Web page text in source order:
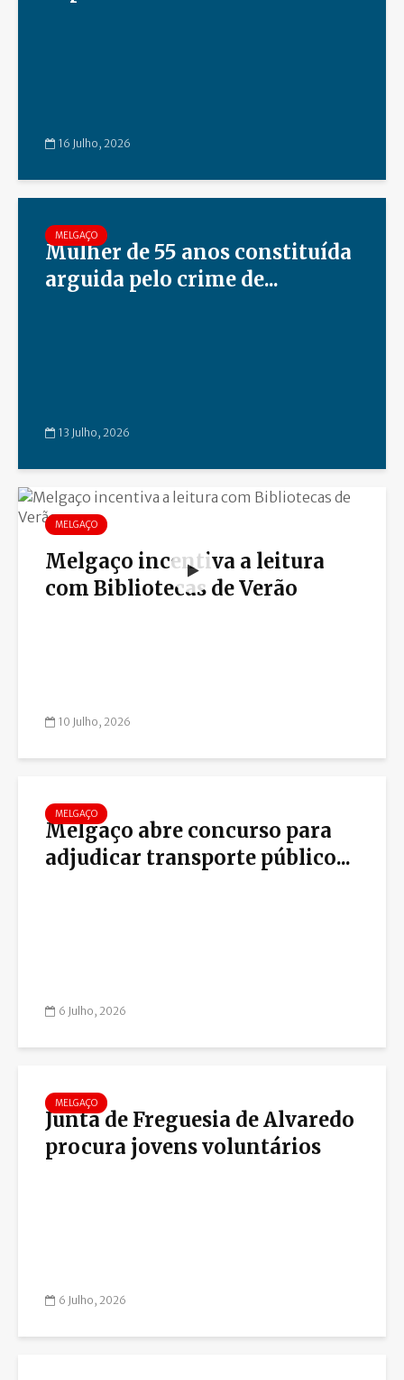
16 Julho, 2026
MELGAÇO
Mulher de 55 anos constituída
arguida pelo crime de...
13 Julho, 2026
MELGAÇO
Melgaço incentiva a leitura
com Bibliotecas de Verão
10 Julho, 2026
MELGAÇO
Melgaço abre concurso para
adjudicar transporte público...
6 Julho, 2026
MELGAÇO
Junta de Freguesia de Alvaredo
procura jovens voluntários
6 Julho, 2026